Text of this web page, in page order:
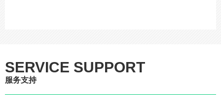
SERVICE SUPPORT
服务支持